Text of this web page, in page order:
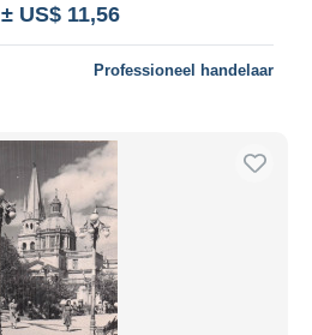
± US$ 11,56
Professioneel handelaar